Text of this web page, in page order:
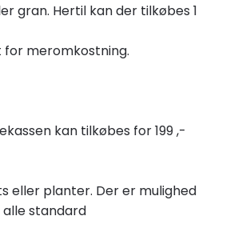
gran. Hertil kan der tilkøbes 1
meromkostning.
kan tilkøbes for 199 ,-
eller planter. Der er mulighed
standard